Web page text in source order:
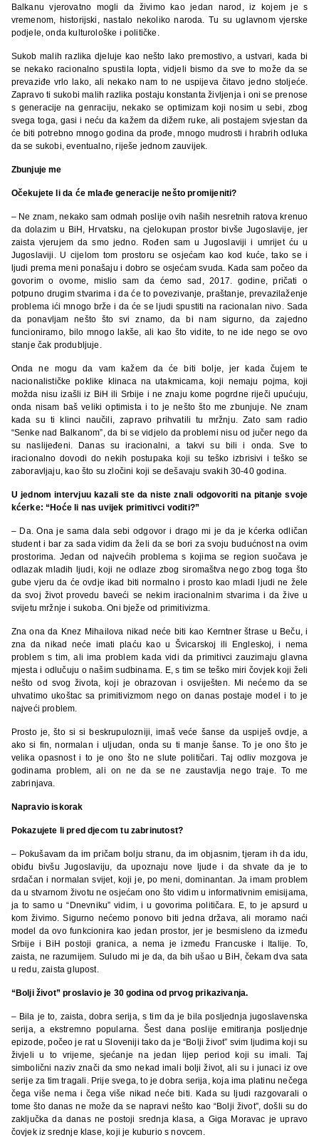
Balkanu vjerovatno mogli da živimo kao jedan narod, iz kojem je s
vremenom, historijski, nastalo nekoliko naroda. Tu su uglavnom vjerske
podjele, onda kulturološke i političke.
Sukob malih razlika djeluje kao nešto lako premostivo, a ustvari, kada bi
se nekako racionalno spustila lopta, vidjeli bismo da sve to može da se
prevaziđe vrlo lako, ali nekako nam to ne uspijeva čitavo jedno stoljeće.
Zapravo ti sukobi malih razlika postaju konstanta življenja i oni se prenose
s generacije na genraciju, nekako se optimizam koji nosim u sebi, zbog
svega toga, gasi i neću da kažem da dižem ruke, ali postajem svjestan da
će biti potrebno mnogo godina da prođe, mnogo mudrosti i hrabrih odluka
da se sukobi, eventualno, riješe jednom zauvijek.
Zbunjuje me
Očekujete li da će mlađe generacije nešto promijeniti?
– Ne znam, nekako sam odmah poslije ovih naših nesretnih ratova krenuo
da dolazim u BiH, Hrvatsku, na cjelokupan prostor bivše Jugoslavije, jer
zaista vjerujem da smo jedno. Rođen sam u Jugoslaviji i umrijet ću u
Jugoslaviji. U cijelom tom prostoru se osjećam kao kod kuće, tako se i
ljudi prema meni ponašaju i dobro se osjećam svuda. Kada sam počeo da
govorim o ovome, mislio sam da ćemo sad, 2017. godine, pričati o
potpuno drugim stvarima i da će to povezivanje, praštanje, prevazilaženje
problema ići mnogo brže i da će se ljudi spustiti na racionalan nivo. Sada
da ponavljam nešto što svi znamo, da bi nam sigurno, da zajedno
funcioniramo, bilo mnogo lakše, ali kao što vidite, to ne ide nego se ovo
stanje čak produbljuje.
Onda ne mogu da vam kažem da će biti bolje, jer kada čujem te
nacionalističke poklike klinaca na utakmicama, koji nemaju pojma, koji
možda nisu izašli iz BiH ili Srbije i ne znaju kome pogrdne riječi upućuju,
onda nisam baš veliki optimista i to je nešto što me zbunjuje. Ne znam
kada su ti klinci naučili, zapravo prihvatili tu mržnju. Zato sam radio
“Senke nad Balkanom”, da bi se vidjelo da problemi nisu od jučer nego da
su naslijeđeni. Danas su iracionalni, a takvi su bili i onda. Sve to
iracionalno dovodi do nekih postupaka koji su teško izbrisivi i teško se
zaboravljaju, kao što su zločini koji se dešavaju svakih 30-40 godina.
U jednom intervjuu kazali ste da niste znali odgovoriti na pitanje svoje
kćerke: “Hoće li nas uvijek primitivci voditi?”
– Da. Ona je sama dala sebi odgovor i drago mi je da je kćerka odličan
student i bar za sada vidim da želi da se bori za svoju budućnost na ovim
prostorima. Jedan od najvećih problema s kojima se region suočava je
odlazak mladih ljudi, koji ne odlaze zbog siromaštva nego zbog toga što
gube vjeru da će ovdje ikad biti normalno i prosto kao mladi ljudi ne žele
da svoj život provedu baveći se nekim iracionalnim stvarima i da žive u
svijetu mržnje i sukoba. Oni bježe od primitivizma.
Zna ona da Knez Mihailova nikad neće biti kao Kerntner štrase u Beču, i
zna da nikad neće imati plaću kao u Švicarskoj ili Engleskoj, i nema
problem s tim, ali ima problem kada vidi da primitivci zauzimaju glavna
mjesta i odlučuju o našim sudbinama. E, s tim se teško miri čovjek koji želi
nešto od svog života, koji je obrazovan i osviješten. Mi nećemo da se
uhvatimo ukoštac sa primitivizmom nego on danas postaje model i to je
najveći problem.
Prosto je, što si si beskrupulozniji, imaš veće šanse da uspiješ ovdje, a
ako si fin, normalan i uljudan, onda su ti manje šanse. To je ono što je
velika opasnost i to je ono što ne slute političari. Taj odliv mozgova je
godinama problem, ali on ne da se ne zaustavlja nego traje. To me
zabrinjava.
Napravio iskorak
Pokazujete li pred djecom tu zabrinutost?
– Pokušavam da im pričam bolju stranu, da im objasnim, tjeram ih da idu,
obiđu bivšu Jugoslaviju, da upoznaju nove ljude i da shvate da je to
srdačan i normalan svijet, koji je, po meni, dominantan. Ja imam problem
da u stvarnom životu ne osjećam ono što vidim u informativnim emisijama,
ja to samo u “Dnevniku” vidim, i u govorima političara. E, to je apsurd u
kom živimo. Sigurno nećemo ponovo biti jedna država, ali moramo naći
model da ovo funkcionira kao jedan prostor, jer je besmisleno da između
Srbije i BiH postoji granica, a nema je između Francuske i Italije. To,
zaista, ne razumijem. Suludo mi je da, da bih ušao u BiH, čekam dva sata
u redu, zaista glupost.
“Bolji život” proslavio je 30 godina od prvog prikazivanja.
– Bila je to, zaista, dobra serija, s tim da je bila posljednja jugoslavenska
serija, a ekstremno popularna. Šest dana poslije emitiranja posljednje
epizode, počeo je rat u Sloveniji tako da je “Bolji život” svim ljudima koji su
živjeli u to vrijeme, sjećanje na jedan lijep period koji su imali. Taj
simbolični naziv znači da smo nekad imali bolji život, ali su i junaci iz ove
serije za tim tragali. Prije svega, to je dobra serija, koja ima platinu nečega
čega više nema i čega više nikad neće biti. Kada su ljudi razgovarali o
tome što danas ne može da se napravi nešto kao “Bolji život”, došli su do
zaključka da danas ne postoji srednja klasa, a Giga Moravac je upravo
čovjek iz srednje klase, koji je kuburio s novcem.